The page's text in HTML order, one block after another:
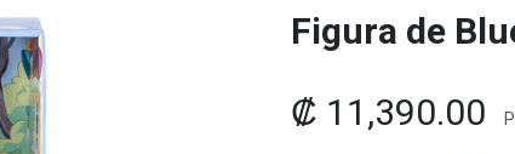
Figura de
₡ 11,390.00